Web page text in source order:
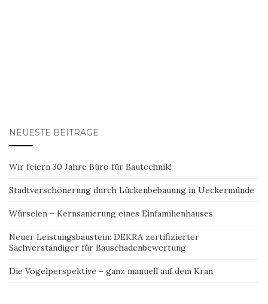
NEUESTE BEITRÄGE
Wir feiern 30 Jahre Büro für Bautechnik!
Stadtverschönerung durch Lückenbebauung in Ueckermünde
Würselen – Kernsanierung eines Einfamilienhauses
Neuer Leistungsbaustein: DEKRA zertifizierter
Sachverständiger für Bauschadenbewertung
Die Vogelperspektive – ganz manuell auf dem Kran